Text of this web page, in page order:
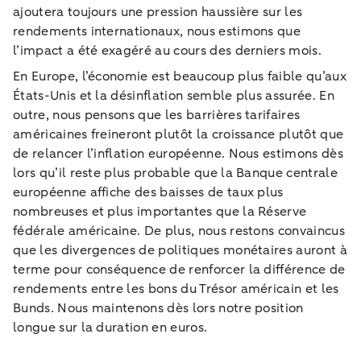
ajoutera toujours une pression haussière sur les
rendements internationaux, nous estimons que
l’impact a été exagéré au cours des derniers mois.
En Europe, l’économie est beaucoup plus faible qu’aux
États-Unis et la désinflation semble plus assurée. En
outre, nous pensons que les barrières tarifaires
américaines freineront plutôt la croissance plutôt que
de relancer l’inflation européenne. Nous estimons dès
lors qu’il reste plus probable que la Banque centrale
européenne affiche des baisses de taux plus
nombreuses et plus importantes que la Réserve
fédérale américaine. De plus, nous restons convaincus
que les divergences de politiques monétaires auront à
terme pour conséquence de renforcer la différence de
rendements entre les bons du Trésor américain et les
Bunds. Nous maintenons dès lors notre position
longue sur la duration en euros.